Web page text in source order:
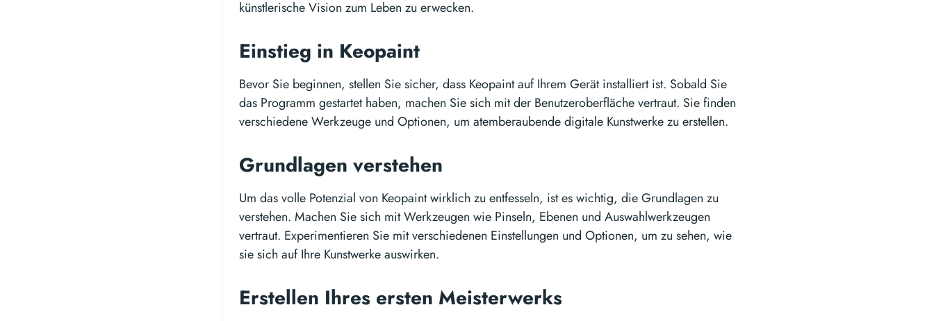
künstlerische Vision zum Leben zu erwecken.
Einstieg in Keopaint
Bevor Sie beginnen, stellen Sie sicher, dass Keopaint auf Ihrem Gerät installiert ist. Sobald Sie
das Programm gestartet haben, machen Sie sich mit der Benutzeroberfläche vertraut. Sie finden
verschiedene Werkzeuge und Optionen, um atemberaubende digitale Kunstwerke zu erstellen.
Grundlagen verstehen
Um das volle Potenzial von Keopaint wirklich zu entfesseln, ist es wichtig, die Grundlagen zu
verstehen. Machen Sie sich mit Werkzeugen wie Pinseln, Ebenen und Auswahlwerkzeugen
vertraut. Experimentieren Sie mit verschiedenen Einstellungen und Optionen, um zu sehen, wie
sie sich auf Ihre Kunstwerke auswirken.
Erstellen Ihres ersten Meisterwerks